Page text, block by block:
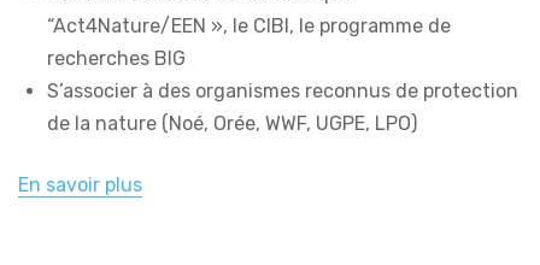
“Act4Nature/EEN », le CIBI, le programme de
recherches BIG
S’associer à des organismes reconnus de protection
de la nature (Noé, Orée, WWF, UGPE, LPO)
En savoir plus